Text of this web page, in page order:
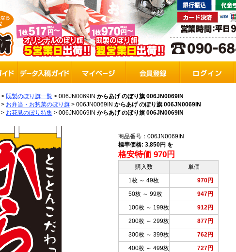
> 既製のぼり旗一覧 > 006JN0069IN からあげ のぼり旗 006JN0069IN
> お弁当・お惣菜のぼり旗 > 006JN0069IN からあげ のぼり旗 006JN0069IN
> お花見のぼり特集 > 006JN0069IN からあげ のぼり旗 006JN0069IN
商品番号：006JN0069IN
標準価格: 3,850円 を
格安特価 970円
購入数
単価
1枚 ～ 49枚
970円
50枚 ～ 99枚
947円
100枚 ～ 199枚
912円
200枚 ～ 299枚
877円
300枚 ～ 399枚
762円
400枚 ～ 499枚
727円